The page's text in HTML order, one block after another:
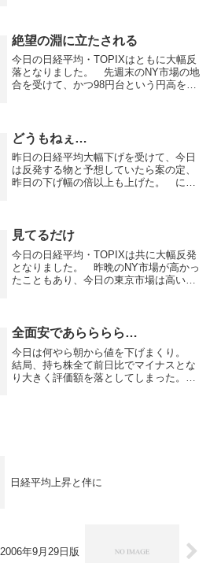
度も変わって気分一新...
絶望の淵に立たされる
今日の日経平均・TOPIXはともに大幅反
落となりました。 先週末のNY市場の地
合を受けて、かつ98円台という円高を受
らは急落して一時...
どうもねぇ…
昨日の日経平均大幅下げを受けて、今日
は反発する物と予想していたら案の定、
昨日の下げ幅の倍以上も上げた。 にも
マネックスナイターで「ドリー...
見てるだけ
今日の日経平均・TOPIXは共に大幅反発
となりました。 昨晩のNY市場が高かっ
たこともあり、今日の東京市場は高いと
限定的でした。 後...
全面安であらららら…
今日は何やら朝から値を下げまくり。
結局、持ち株全て前日比でマイナスとな
り大きく評価額を落としてしまった。
日経平均上昇と伴に
2006年9月29日版